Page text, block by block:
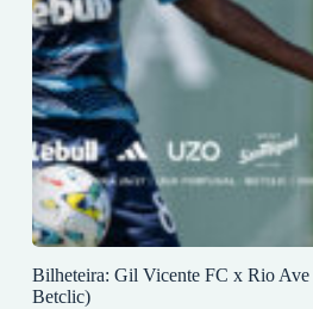
Bilheteira: Gil Vicente FC x Rio
Betclic)